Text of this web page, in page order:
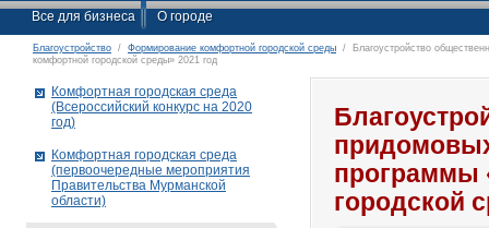
Все для бизнеса О городе
Благоустройство / Формирование комфортной городской среды / Благоустройство
комфортной городской среды» 2021 год
программы
городской
Комфортная городская среда
(Всероссийский конкурс на 2020
год)
Комфортная городская среда
(первоочередные мероприятия
Правительства Мурманской
области)